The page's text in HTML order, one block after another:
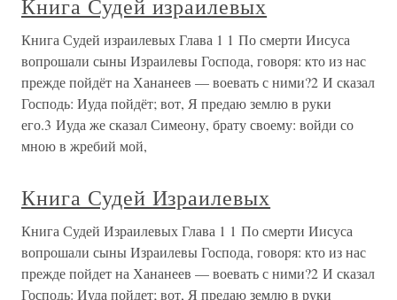
Книга Судей израилевых
Книга Судей израилевых Глава 1 1 По смерти Иисуса
вопрошали сыны Израилевы Господа, говоря: кто из нас
прежде пойдёт на Хананеев — воевать с ними?2 И сказал
Господь: Иуда пойдёт; вот, Я предаю землю в руки
его.3 Иуда же сказал Симеону, брату своему: войди со
мною в жребий мой,
Книга Судей Израилевых
Книга Судей Израилевых Глава 1 1 По смерти Иисуса
вопрошали сыны Израилевы Господа, говоря: кто из нас
прежде пойдет на Хананеев — воевать с ними?2 И сказал
Господь: Иуда пойдет; вот, Я предаю землю в руки